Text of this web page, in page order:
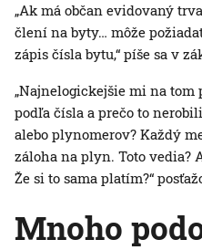
„Ak má občan evidovaný
člení na byty… môže
zápis čísla bytu,“ píše sa v
„Najnelogickejšie mi na tom
podľa čísla a prečo to
alebo plynomerov? Každý
záloha na plyn. Toto vedia?
Že si to sama platím?“
Mnoho